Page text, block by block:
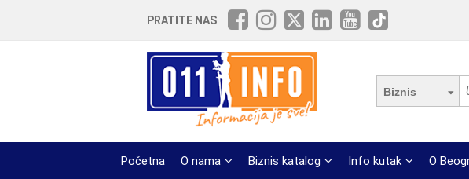
PRATITE NAS
Biznis
Početna O nama Biznis katalog Info kutak O